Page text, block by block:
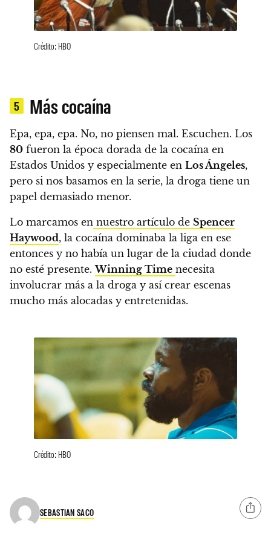
Crédito: HBO
5 Más cocaína
Epa, epa, epa. No, no piensen mal. Escuchen. Los
80 fueron la época dorada de la cocaína en
Estados Unidos y especialmente en Los Ángeles,
pero si nos basamos en la serie, la droga tiene un
papel demasiado menor.
Lo marcamos en nuestro artículo de Spencer
Haywood, la cocaína dominaba la liga en ese
entonces y no había un lugar de la ciudad donde
no esté presente.Winning Time necesita
involucrar más a la droga y así crear escenas
mucho más alocadas y entretenidas.
Crédito: HBO
SEBASTIAN SACO